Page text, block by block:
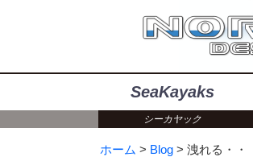
SeaKayaks
シーカヤック
ホーム Blog 洩れる・・